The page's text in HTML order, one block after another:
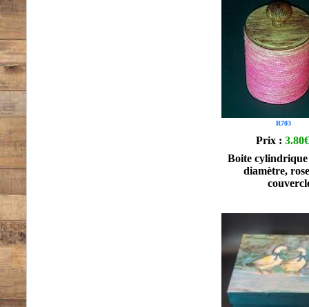
R703
Prix : 3.80€
Boite cylindrique
diamètre,